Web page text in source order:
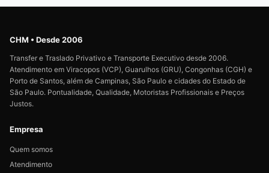
CHM • Desde 2006
Transfer e Traslado Privativo e Transporte Executivo desde 2006.
Atendimento em Viracopos (VCP), Guarulhos (GRU), Congonhas (CGH) e
Porto de Santos, além de Campinas, São Paulo e cidades do Estado de
São Paulo. Pontualidade, Qualidade, Motoristas Profissionais e Preços
Justos.
Empresa
Quem somos
Atendimento